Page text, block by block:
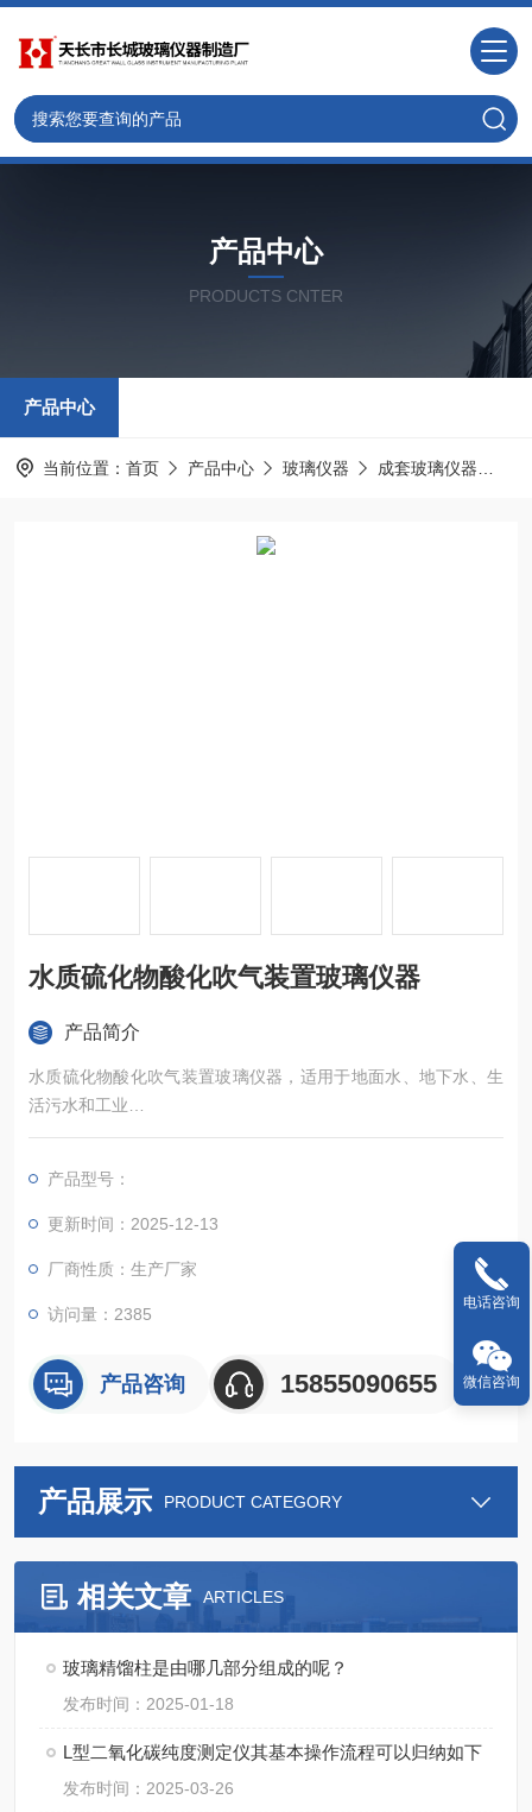
产品中心
PRODUCTS CNTER
产品中心
当前位置： 首页 产品中心 玻璃仪器 成套玻璃仪器
水质硫化物酸化吹气装置玻璃仪器
产品简介
水质硫化物酸化吹气装置玻璃仪器，适用于地面水、地下水、生
活污水和工业
废水（焦化、造纸）中硫化物的测定。
产品型号：
更新时间：2025-12-13
厂商性质：生产厂家
访问量：2385
产品咨询 15855090655
产品展示 PRODUCT CATEGORY
相关文章 ARTICLES
玻璃精馏柱是由哪几部分组成的呢？
发布时间：2025-01-18
L型二氧化碳纯度测定仪其基本操作流程可以归纳如下
发布时间：2025-03-26
电话咨询
微信咨询